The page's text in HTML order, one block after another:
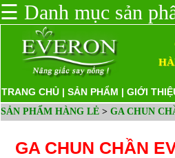
☰ Danh mục sản
TRANG CHỦ | SẢN PHẨM | GIỚI
SẢN PHẨM HÀNG LẺ > GA CHUN
GA CHUN CHẦN